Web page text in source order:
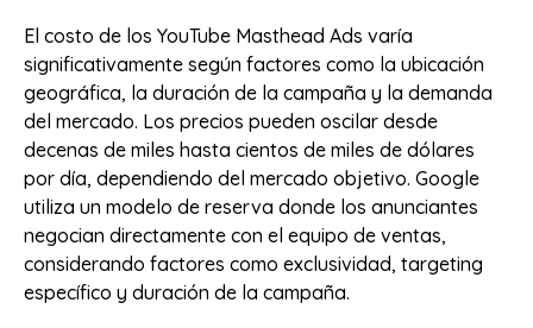
El costo de los YouTube Masthead Ads varía
significativamente según factores como la ubicación
geográfica, la duración de la campaña y la demanda
del mercado. Los precios pueden oscilar desde
decenas de miles hasta cientos de miles de dólares
por día, dependiendo del mercado objetivo. Google
utiliza un modelo de reserva donde los anunciantes
negocian directamente con el equipo de ventas,
considerando factores como exclusividad, targeting
específico y duración de la campaña.